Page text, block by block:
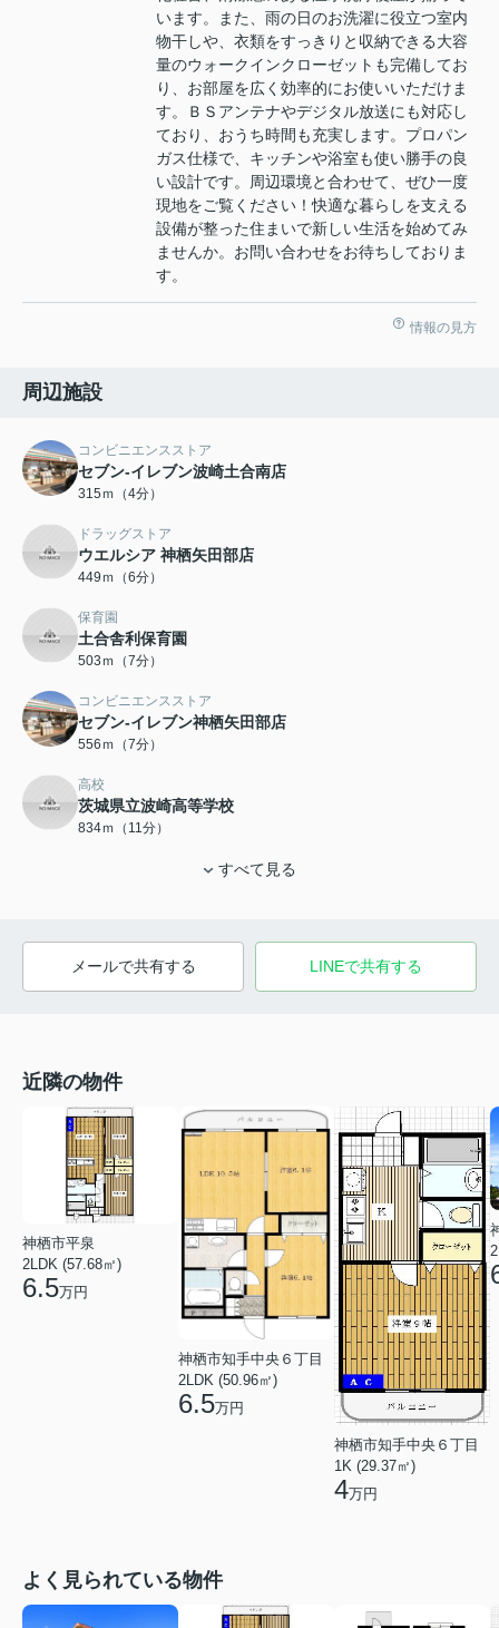
います。また、雨の日のお洗濯に役立つ室内
物干しや、衣類をすっきりと収納できる大容
量のウォークインクローゼットも完備してお
り、お部屋を広く効率的にお使いいただけま
す。ＢＳアンテナやデジタル放送にも対応し
ており、おうち時間も充実します。プロパン
ガス仕様で、キッチンや浴室も使い勝手の良
い設計です。周辺環境と合わせて、ぜひ一度
現地をご覧ください！快適な暮らしを支える
設備が整った住まいで新しい生活を始めてみ
ませんか。お問い合わせをお待ちしておりま
す。
情報の見方
周辺施設
コンビニエンスストア
セブン-イレブン波崎土合南店
315ｍ（4分）
ドラッグストア
ウエルシア 神栖矢田部店
449ｍ（6分）
保育園
土合舎利保育園
503ｍ（7分）
コンビニエンスストア
セブン-イレブン神栖矢田部店
556ｍ（7分）
高校
茨城県立波崎高等学校
834ｍ（11分）
すべて見る
メールで共有する LINEで共有する
近隣の物件
神栖市平泉
2LDK (57.68㎡)
6.5万円
神栖市知手中央６丁目
2LDK (50.96㎡)
6.5万円
神栖市知手中央６丁目
1K (29.37㎡)
4万円
よく見られている物件